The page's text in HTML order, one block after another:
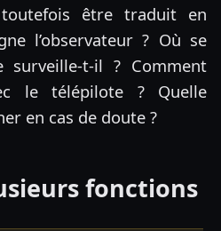
être traduit en
l’observateur ? Où se
surveille-t-il ? Comment
le télépilote ? Quelle
en cas de doute ?
fonctions